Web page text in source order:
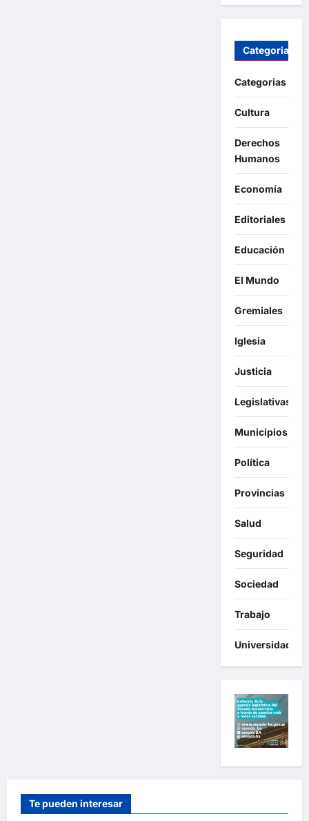
Categorias
Categorias
Cultura
Derechos
Humanos
Economía
Editoriales
Educación
El Mundo
Gremiales
Iglesia
Justicia
Legislativas
Municipios
Política
Provincias
Salud
Seguridad
Sociedad
Trabajo
Universidades
Te pueden interesar